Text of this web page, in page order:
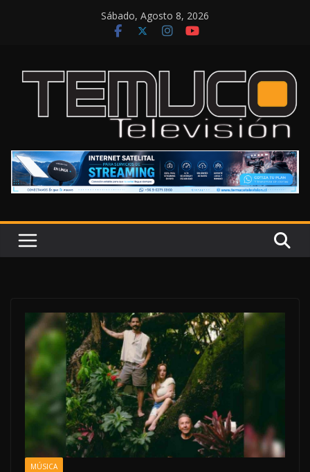
Sábado, Agosto 8, 2026
MÚSICA